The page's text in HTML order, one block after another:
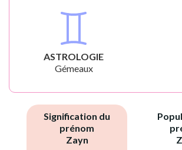
ASTROLOGIE
Gémeaux
Signification du
prénom
Zayn